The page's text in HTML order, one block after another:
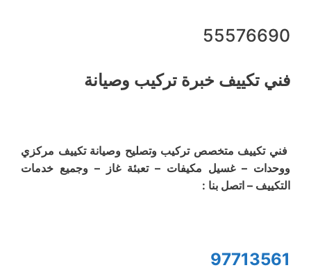
55576690
فني تكييف خبرة تركيب وصيانة
فني تكييف متخصص تركيب وتصليح وصيانة تكييف مركزي
ووحدات – غسيل مكيفات – تعبئة غاز – وجميع خدمات
التكييف – اتصل بنا :
97713561